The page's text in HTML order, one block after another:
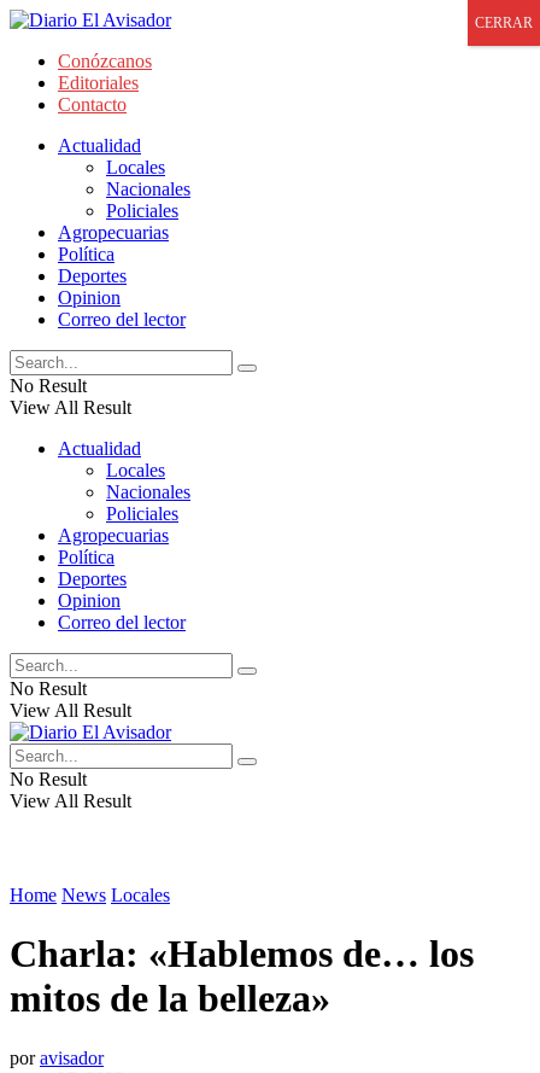
Conózcanos
Editoriales
Contacto
Actualidad
Locales
Nacionales
Policiales
Agropecuarias
Política
Deportes
Opinion
Correo del lector
No Result
View All Result
Actualidad
Locales
Nacionales
Policiales
Agropecuarias
Política
Deportes
Opinion
Correo del lector
No Result
View All Result
No Result
View All Result
Home News Locales
Charla: «Hablemos de… los
mitos de la belleza»
por avisador
CERRAR